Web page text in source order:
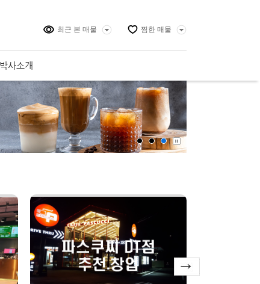
최근 본 매물 찜한 매물
사소개